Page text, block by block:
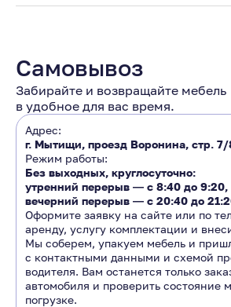
Самовывоз
Забирайте и возвращайте мебель
в удобное для вас время.
Адрес:
г. Мытищи, проезд Воронина, стр.
Режим работы:
Без выходных, круглосуточно:
утренний перерыв ― с 8:40 до 9:20,
вечерний перерыв ― с 20:40 до
Оформите заявку на сайте или по
аренду, услугу комплектации и
Мы соберем, упакуем мебель и
с контактными данными и схемой
водителя. Вам останется только
автомобиля и проверить состояние
погрузке.